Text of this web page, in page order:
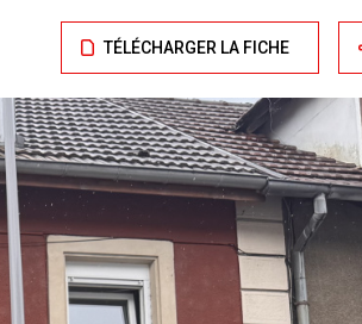
TÉLÉCHARGER LA FICHE